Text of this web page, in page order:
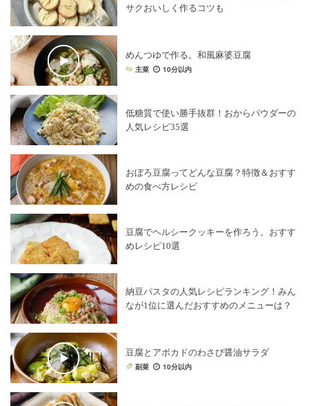
サクおいしく作るコツも
めんつゆで作る。和風麻婆豆腐
主菜 10分以内
低糖質で使い勝手抜群！おからパウダーの
人気レシピ35選
おぼろ豆腐ってどんな豆腐？特徴＆おすす
めの食べ方レシピ
豆腐でヘルシークッキーを作ろう。おすす
めレシピ10選
納豆パスタの人気レシピランキング！みん
なが1位に選んだおすすめのメニューは？
豆腐とアボカドのわさび醤油サラダ
副菜 10分以内